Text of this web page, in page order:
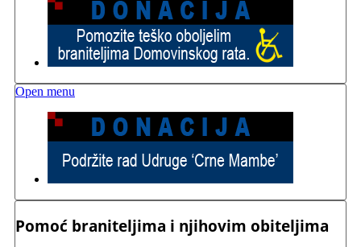
Open menu
Pomoć braniteljima i njihovim obiteljima